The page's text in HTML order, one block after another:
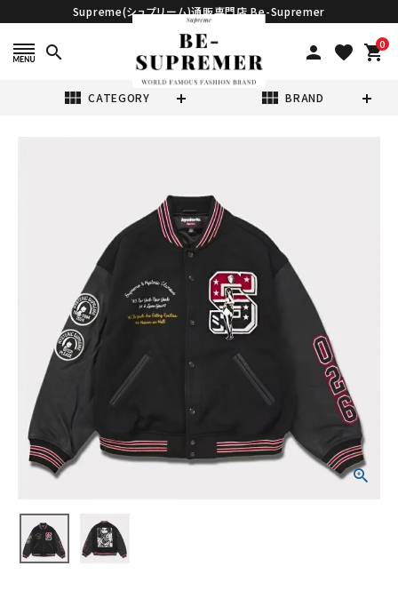
Supreme(シュプリーム)通販専門店 Be-Supremer
search person favorite 0
shopping_cart
view_module CATEGORY view_module BRAND
Supreme シュプ
リーム 2024AW
Hysteric
Glamour
Varsity Jacket
ヒステリックグラ
マーバーシティジ
ャケット ブラック
¥173,980
(税込)
NEW ITEMS
Tシャツ・ロングスリーブ
パーカー・トレーナー